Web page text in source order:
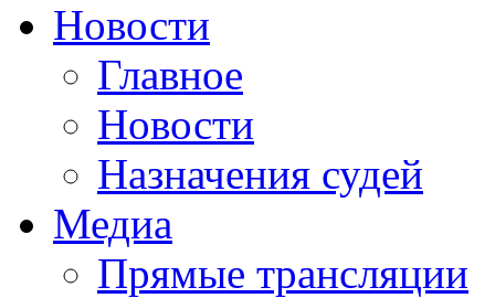
Новости
Главное
Новости
Назначения судей
Медиа
Прямые трансляции